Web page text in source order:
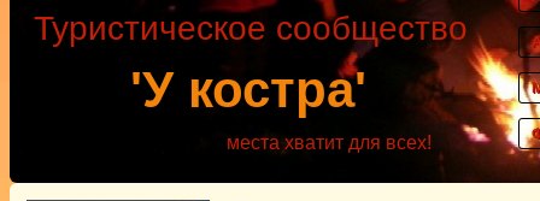
'У костра'
Туристическое сообщество
места хватит для всех!